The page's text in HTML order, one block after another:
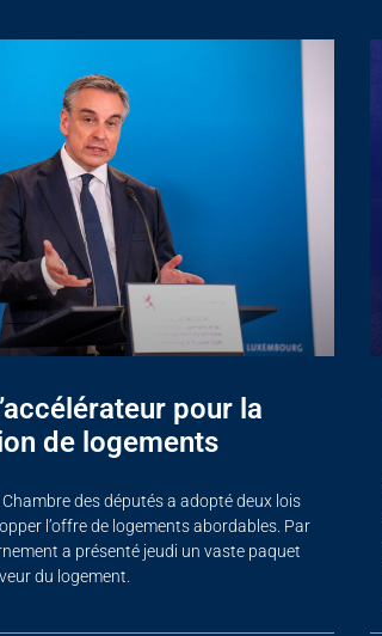
pour la
de logements
des députés a adopté deux lois
l’offre de logements abordables. Par
a présenté jeudi un vaste paquet
du logement.